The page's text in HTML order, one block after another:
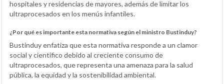
hospitales y residencias de mayores, además de limitar los
ultraprocesados en los menús infantiles.
¿Por qué es importante esta normativa según el ministro Bustinduy?
Bustinduy enfatiza que esta normativa responde a un clamor
social y científico debido al creciente consumo de
ultraprocesados, que representa una amenaza para la salud
pública, la equidad y la sostenibilidad ambiental.